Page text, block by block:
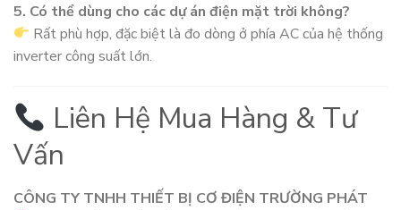
5. Có thể dùng cho các dự án điện mặt trời không?
Rất phù hợp, đặc biệt là đo dòng ở phía AC của hệ thống
inverter công suất lớn.
Liên Hệ Mua Hàng & Tư
Vấn
CÔNG TY TNHH THIẾT BỊ CƠ ĐIỆN TRƯỜNG PHÁT